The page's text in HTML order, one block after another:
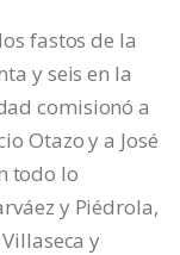
fastos de la
y seis en la
comisionó a
Otazo y a José
todo lo
y Piédrola,
y